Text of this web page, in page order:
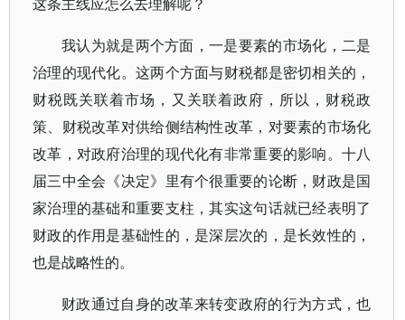
我认为就是两个方面，一是要素的市场化，二是
治理的现代化。这两个方面与财税都是密切相关的，
财税既关联着市场，又关联着政府，所以，财税政
策、财税改革对供给侧结构性改革，对要素的市场化
改革，对政府治理的现代化有非常重要的影响。十八
届三中全会《决定》里有个很重要的论断，财政是国
家治理的基础和重要支柱，其实这句话就已经表明了
财政的作用是基础性的，是深层次的，是长效性的，
也是战略性的。
财政通过自身的改革来转变政府的行为方式，也